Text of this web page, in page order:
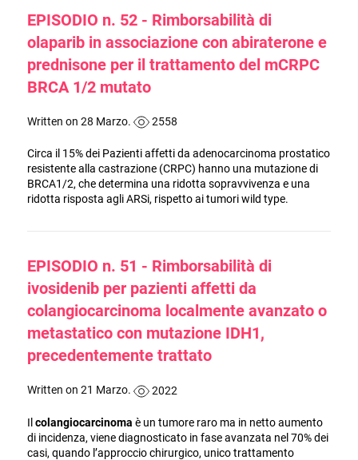
EPISODIO n. 52 - Rimborsabilità di
olaparib in associazione con abiraterone e
prednisone per il trattamento del mCRPC
BRCA 1/2 mutato
Written on 28 Marzo. 2558
Circa il 15% dei Pazienti affetti da adenocarcinoma prostatico
resistente alla castrazione (CRPC) hanno una mutazione di
BRCA1/2, che determina una ridotta sopravvivenza e una
ridotta risposta agli ARSi, rispetto ai tumori wild type.
EPISODIO n. 51 - Rimborsabilità di
ivosidenib per pazienti affetti da
colangiocarcinoma localmente avanzato o
metastatico con mutazione IDH1,
precedentemente trattato
Written on 21 Marzo. 2022
Ilcolangiocarcinoma è un tumore raro ma in netto aumento
di incidenza, viene diagnosticato in fase avanzata nel 70% dei
casi, quando l’approccio chirurgico, unico trattamento